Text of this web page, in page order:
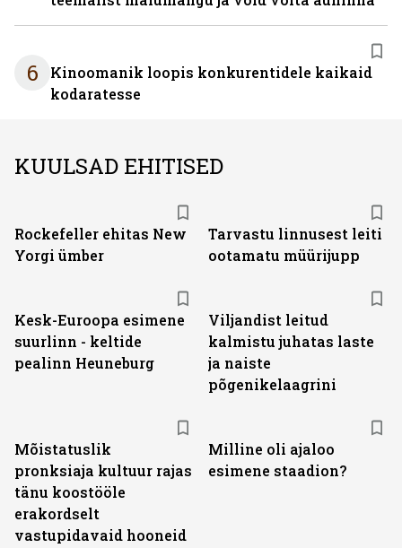
6
Kinoomanik loopis konkurentidele kaikaid
kodaratesse
KUULSAD EHITISED
Rockefeller ehitas New
Yorgi ümber
Tarvastu linnusest leiti
ootamatu müürijupp
Kesk-Euroopa esimene
suurlinn - keltide
pealinn Heuneburg
Viljandist leitud
kalmistu juhatas laste
ja naiste
põgenikelaagrini
Mõistatuslik
pronksiaja kultuur rajas
tänu koostööle
erakordselt
vastupidavaid hooneid
Milline oli ajaloo
esimene staadion?